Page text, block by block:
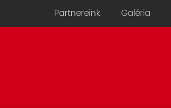
Partnereink Galéria